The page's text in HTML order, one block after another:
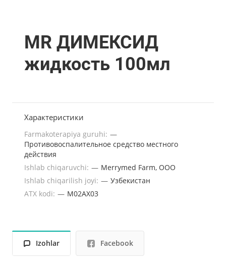
MR ДИМЕКСИД
жидкость 100мл
Характеристики
Farmakoterapiya guruhi: —
Противовоспалительное средство местного
действия
Ishlab chiqaruvchi: — Merrymed Farm, ООО
Ishlab chiqarilish joyi: — Узбекистан
ATX kodi: — M02AX03
Izohlar Facebook